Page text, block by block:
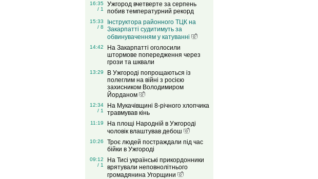
16:35
/ 1
Ужгород вчетверте за серпень
побив температурний рекорд
15:33
/ 8
Інструктора районного ТЦК на
Закарпатті судитимуть за
обвинуваченням у катуванні
14:42
На Закарпатті оголосили
штормове попередження через
грози та шквали
13:29
В Ужгороді попрощаються із
полеглим на війні з росією
захисником Володимиром
Йорданом
12:34
/ 1
На Мукачівщині 8-річного хлопчика
травмував кінь
11:19
На площі Народній в Ужгороді
чоловік влаштував дебош
10:26
Троє людей постраждали під час
бійки в Ужгороді
09:12
/ 1
На Тисі українські прикордонники
врятували неповнолітнього
громадянина Угорщини